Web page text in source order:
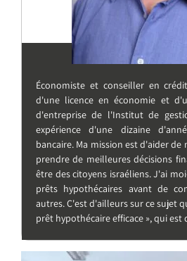
Économiste et conseiller en
d'une licence en économie et
d'entreprise de l'Institut de
expérience d'une dizaine
bancaire. Ma mission est d'aider de
prendre de meilleures décisions
être des citoyens israéliens. J'ai
prêts hypothécaires avant de
autres. C'est d'ailleurs sur ce sujet
prêt hypothécaire efficace », qui est